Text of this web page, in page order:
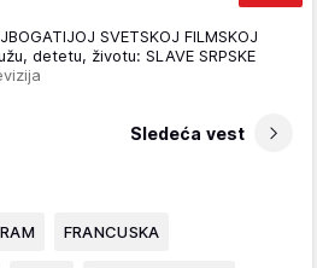
SVETSKOJ FILMSKOJ
detetu, životu: SLAVE SRPSKE
Sledeća vest
FRANCUSKA